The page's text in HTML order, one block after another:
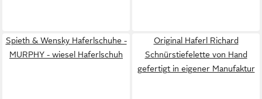
Spieth & Wensky Haferlschuhe -
MURPHY - wiesel Haferlschuh
Original Haferl Richard
Schnürstiefelette von Hand
gefertigt in eigener Manufaktur